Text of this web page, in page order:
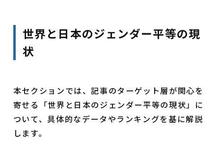
世界と日本のジェンダー平等の現
状
本セクションでは、記事のターゲット層が関心を
寄せる「世界と日本のジェンダー平等の現状」に
ついて、具体的なデータやランキングを基に解説
します。